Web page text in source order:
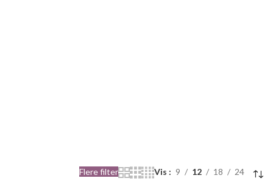
Flere filter Vis 9 12 18 24